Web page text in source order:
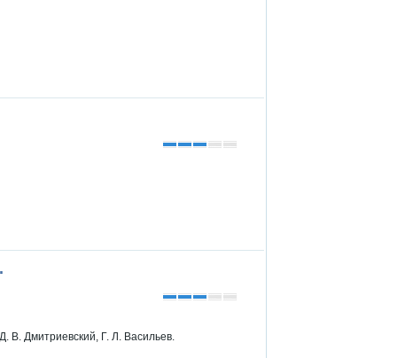
Дмитриевский, Г. Л. Васильев.